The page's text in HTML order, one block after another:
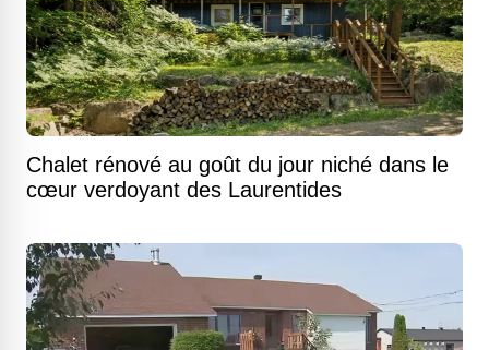
Chalet rénové au goût du jour niché dans le
cœur verdoyant des Laurentides